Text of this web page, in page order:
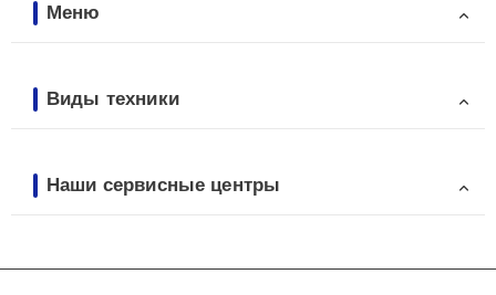
Меню
Виды техники
Наши сервисные центры